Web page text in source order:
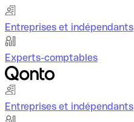
Entreprises et indépendants
Experts-comptables
Entreprises et indépendants